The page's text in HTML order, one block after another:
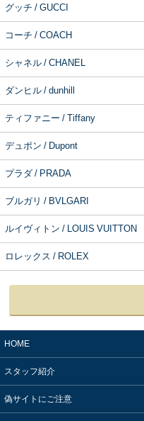
グッチ / GUCCI
コーチ / COACH
シャネル / CHANEL
ダンヒル / dunhill
ティファニー / Tiffany
デュポン / Dupont
プラダ / PRADA
ブルガリ / BVLGARI
ルイヴィトン / LOUIS VUITTON
ロレックス / ROLEX
HOME
スタッフ紹介
偽サイトにご注意